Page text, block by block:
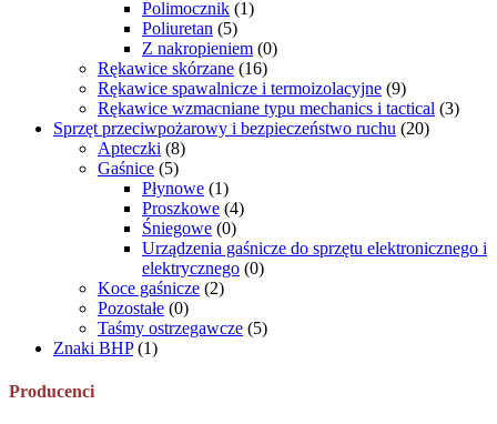
Polimocznik (1)
Poliuretan (5)
Z nakropieniem (0)
Rękawice skórzane (16)
Rękawice spawalnicze i termoizolacyjne (9)
Rękawice wzmacniane typu mechanics i tactical (3)
Sprzęt przeciwpożarowy i bezpieczeństwo ruchu (20)
Apteczki (8)
Gaśnice (5)
Płynowe (1)
Proszkowe (4)
Śniegowe (0)
Urządzenia gaśnicze do sprzętu elektronicznego i
elektrycznego (0)
Koce gaśnicze (2)
Pozostałe (0)
Taśmy ostrzegawcze (5)
Znaki BHP (1)
Producenci